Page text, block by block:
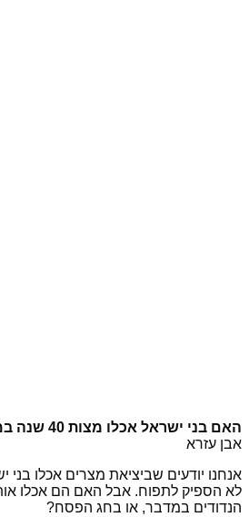
האם בני ישראל אכלו מצות 40 שנה במדבר?
אבן עזרא
אנחנו יודעים שביציאת מצרים אכלו בני
הנדודים במדבר, או בחג הפסח?